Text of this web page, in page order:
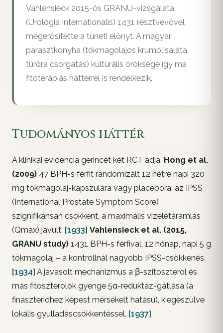
Vahlensieck 2015-ös GRANU-vizsgálata
(Urologia Internationalis) 1431 résztvevővel
megerősítette a tüneti előnyt. A magyar
parasztkonyha (tökmagolajos krumplisaláta,
túróra csorgatás) kulturális öröksége így ma
fitoterápiás háttérrel is rendelkezik.
Tudományos háttér
A klinikai evidencia gerincét két RCT adja. Hong et al.
(2009) 47 BPH-s férfit randomizált 12 hétre napi 320
mg tökmagolaj-kapszulára vagy placebóra: az IPSS
(International Prostate Symptom Score)
szignifikánsan csökkent, a maximális vizeletáramlás
(Qmax) javult. [1933] Vahlensieck et al. (2015,
GRANU study) 1431 BPH-s férfival, 12 hónap, napi 5 g
tökmagolaj – a kontrollnál nagyobb IPSS-csökkenés.
[1934] A javasolt mechanizmus a β-szitoszterol és
más fitoszterolok gyenge 5α-reduktáz-gátlása (a
finaszteridhez képest mérsékelt hatású), kiegészülve
lokális gyulladáscsökkentéssel. [1937]